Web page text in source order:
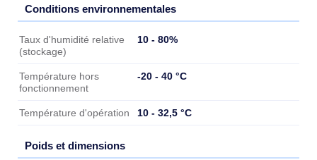
Conditions environnementales
Conditions environnementales
Taux d'humidité relative
(stockage)
10 - 80%
Température hors
fonctionnement
-20 - 40 °C
Température d'opération 10 - 32,5 °C
Poids et dimensions